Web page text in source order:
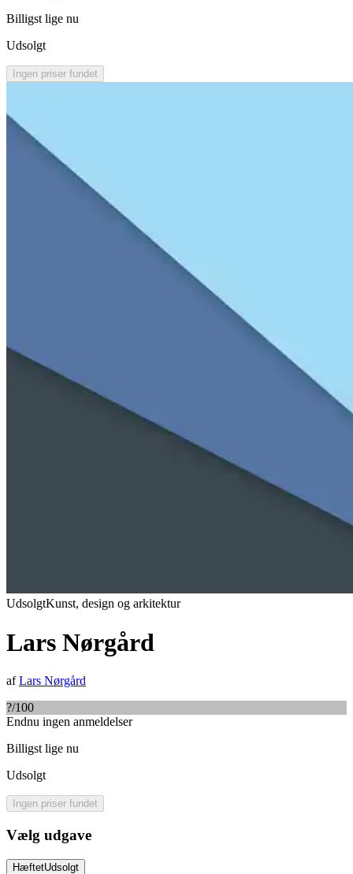
Billigst lige nu
Udsolgt
Ingen priser fundet
UdsolgtKunst, design og arkitektur
Lars Nørgård
afLars Nørgård
?/100
Endnu ingen anmeldelser
Billigst lige nu
Udsolgt
Ingen priser fundet
Vælg udgave
HæftetUdsolgt